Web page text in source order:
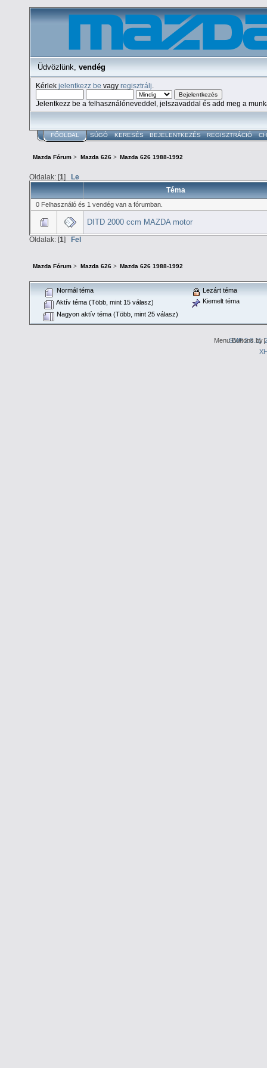
Üdvözlünk, vendég
Kérlekjelentkezz be vagyregisztrálj
Jelentkezz be a felhasználóneveddel, jelszavaddal és add meg a
FŐOLDAL SÚGÓ KERESÉS BEJELENTKEZÉS REGISZTRÁCIÓ
Mazda Fórum > Mazda 626> Mazda 626 1988-1992
Oldalak: [1] Le
Téma
0 Felhasználó és 1 vendég van a fórumban.
DITD 2000 ccm MAZDA motor
Oldalak: [1] Fel
Mazda Fórum > Mazda 626> Mazda 626 1988-1992
Normál téma
Aktív téma (Több, mint 15 válasz)
Nagyon aktív téma (Több, mint 25 válasz)
Lezárt téma
Kiemelt téma
SMF 2.0.11|
Menu Buttons by